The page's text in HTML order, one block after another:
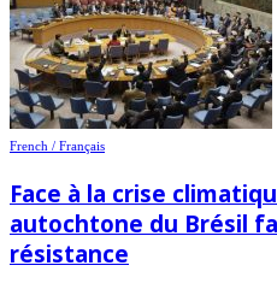
French / Français
Face à la crise
autochtone du Brésil
résistance